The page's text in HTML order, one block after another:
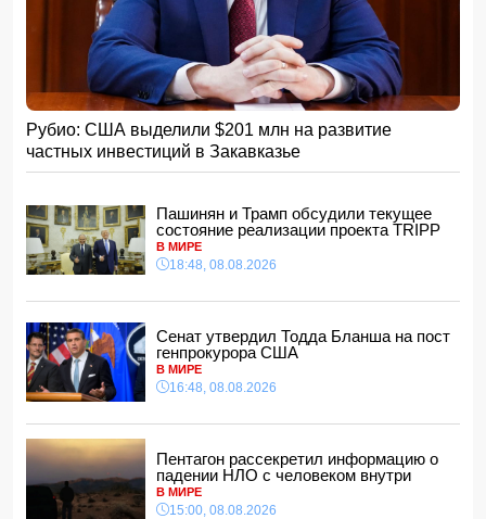
Экс-глава минобороны Украины потребовал от
Зеленского вернуть его на пост
15:48, 08.08.2026
Умер отец Лионеля Месси
15:28, 08.08.2026
Хикмет Гаджиев: Ильхам Алиев одержал победу и в
войне, и в мире- ВИДЕО
15:08, 08.08.2026
Пентагон рассекретил информацию о падении НЛО с
человеком внутри
15:00, 08.08.2026
Белый, черный или яркий: психолог объяснила, как цвет
14:48, 08.08.2026
Зеленский встретился с Вучичем
14:40, 08.08.2026
В Азербайджане ожидается жара до 41 градуса —
объявлено предупреждение
14:34, 08.08.2026
В Агдашском районе расследуется конфликт, связанный
с церемонией помолвки с участием
несовершеннолетней
14:28, 08.08.2026
Рубио: США выделили $201 млн на развитие
частных инвестиций в Закавказье
Пашинян и Трамп обсудили текущее
состояние реализации проекта TRIPP
В МИРЕ
18:48, 08.08.2026
Сенат утвердил Тодда Бланша на пост
генпрокурора США
В МИРЕ
16:48, 08.08.2026
Пентагон рассекретил информацию о
падении НЛО с человеком внутри
В МИРЕ
15:00, 08.08.2026